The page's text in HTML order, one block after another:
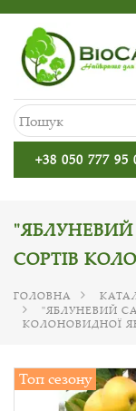
+38 050 777 95
СОРТІВ
ГОЛОВНА
"ЯБЛУНЕВИЙ
КОЛОНОВИДНОЇ
Топ сезону